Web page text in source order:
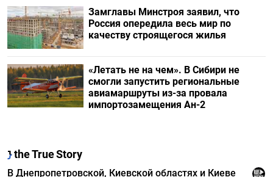
Замглавы Минстроя заявил, что
Россия опередила весь мир по
качеству строящегося жилья
«Летать не на чем». В Сибири не
смогли запустить региональные
авиамаршруты из-за провала
импортозамещения Ан-2